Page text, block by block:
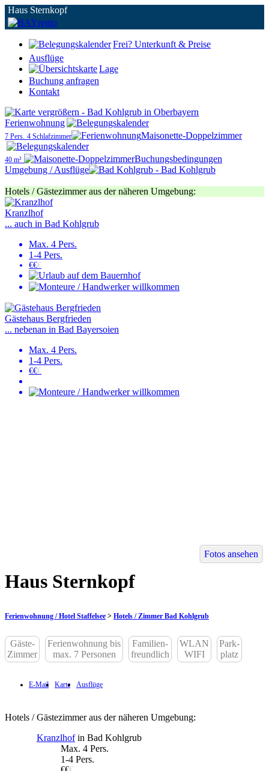
Haus Sternkopf
Frei? Unterkunft & Preise
Ausflüge
Lage
Buchung anfragen
Kontakt
Ferienwohnung
7 Pers. 4 Schlafzimmer Maisonette-Doppelzimmer
40 m²
Buchungsbedingungen
Umgebung / Ausflüge
Hotels / Gästezimmer aus der näheren Umgebung:
Kranzlhof
... auch in Bad Kohlgrub
Max. 4 Pers.
1-4 Pers.
€€€
Gästehaus Bergfrieden
... nebenan in Bad Bayersoien
Max. 4 Pers.
1-4 Pers.
€€€
Fotos ansehen
Haus Sternkopf
Ferienwohnung / Hotel Staffelsee > Hotels / Zimmer Bad Kohlgrub
Gäste-
Zimmer
Ferienwohnung bis
max. 7 Personen
Familien-
freundlich
WLAN
WIFI
Park-
platz
E-Mail Karte Ausflüge
Hotels / Gästezimmer aus der näheren Umgebung:
Kranzlhofin Bad Kohlgrub
Max. 4 Pers.
1-4 Pers.